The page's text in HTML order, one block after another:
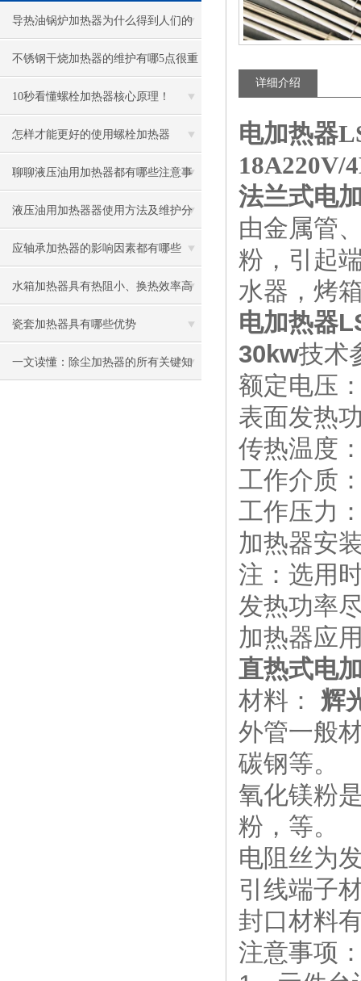
导热油锅炉加热器为什么得到人们的
青睐
不锈钢干烧加热器的维护有哪5点很重
要
10秒看懂螺栓加热器核心原理！
怎样才能更好的使用螺栓加热器
聊聊液压油用加热器都有哪些注意事
项
液压油用加热器器使用方法及维护分
享给大家
应轴承加热器的影响因素都有哪些
呢？
水箱加热器具有热阻小、换热效率高
的优点
瓷套加热器具有哪些优势
一文读懂：除尘加热器的所有关键知
详细介绍
电加热器
18A220V/
法兰式电
由金属管
粉，引起
水器，烤
电加热器
30kw技术
额定电
表面发热
传热温
工作介
工作压
加热器安
注：选用
发热功率
加热器应
直热式电
材料： 辉
外管一般
碳钢等。
氧化镁粉
粉，等。
电阻丝为
引线端子
封口材料
注意事项